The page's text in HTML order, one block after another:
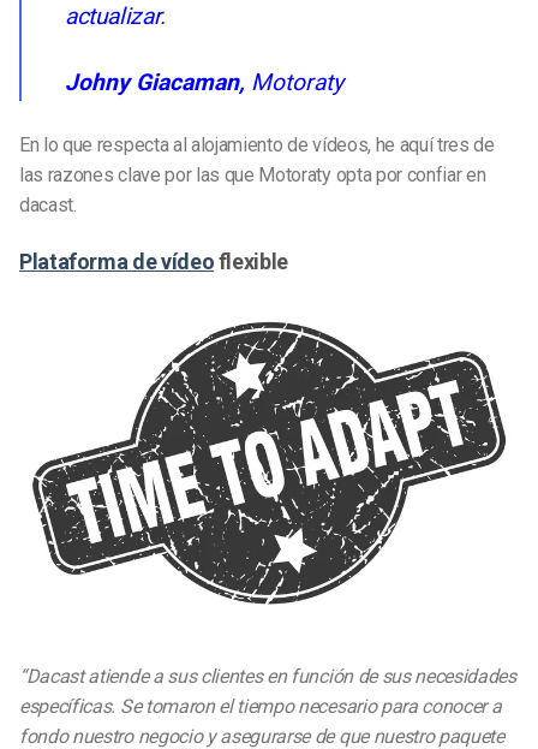
actualizar.
Johny Giacaman, Motoraty
En lo que respecta al alojamiento de vídeos, he aquí tres de
las razones clave por las que Motoraty opta por confiar en
dacast.
Plataforma de vídeoflexible
“Dacast atiende a sus clientes en función de sus necesidades
específicas. Se tomaron el tiempo necesario para conocer a
fondo nuestro negocio y asegurarse de que nuestro paquete